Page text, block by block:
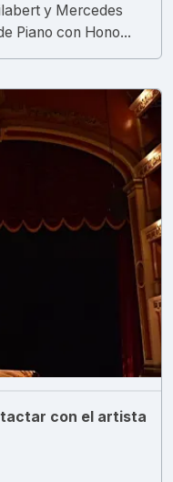
y Mercedes
Piano con Hono...
con el artista